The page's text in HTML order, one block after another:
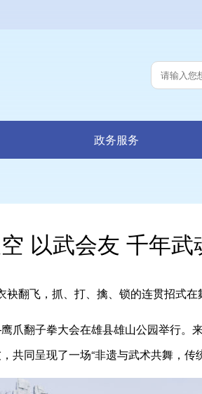
政务服务
以武会友 千年武
翻飞，抓、打、擒、锁的连贯招式在
子拳大会在雄县雄山公园举行。
同呈现了一场“非遗与武术共舞，传